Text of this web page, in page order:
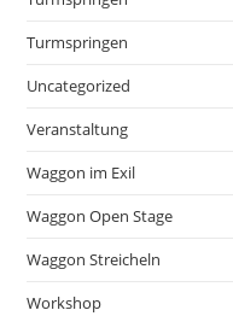
Turmspringen
Uncategorized
Veranstaltung
Waggon im Exil
Waggon Open Stage
Waggon Streicheln
Workshop